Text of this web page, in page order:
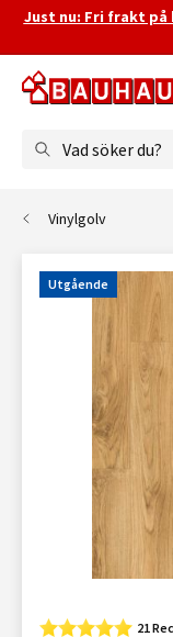
Just nu: Fri frakt på
Vad söker du?
Vinylgolv
Utgående
21